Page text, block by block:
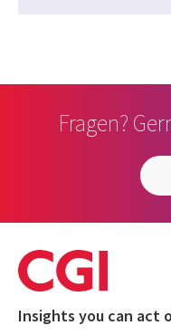
Fragen?
Insights you can act